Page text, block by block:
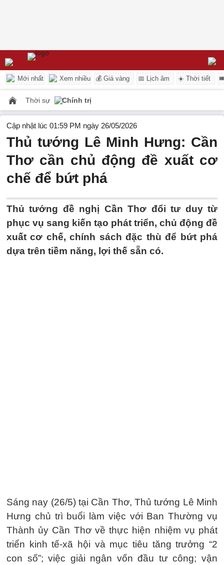
Mới nhất Xem nhiều 💰 Giá vàng 📅 Lịch âm ☀️ Thời tiết
Thời sự Chính trị
Cập nhật lúc 01:59 PM ngày 26/05/2026
Thủ tướng Lê Minh Hưng: Cần
Thơ cần chủ động đề xuất cơ
chế để bứt phá
Thủ tướng đề nghị Cần Thơ đổi tư duy từ
phục vụ sang kiến tạo phát triển, chủ động đề
xuất cơ chế, chính sách đặc thù để bứt phá
dựa trên tiềm năng, lợi thế sẵn có.
Sáng nay (26/5) tại Cần Thơ, Thủ tướng Lê Minh
Hưng chủ trì buổi làm việc với Ban Thường vụ
Thành ủy Cần Thơ về thực hiện nhiệm vụ phát
triển kinh tế-xã hội và mục tiêu tăng trưởng “2
con số”; việc giải ngân vốn đầu tư công; vận